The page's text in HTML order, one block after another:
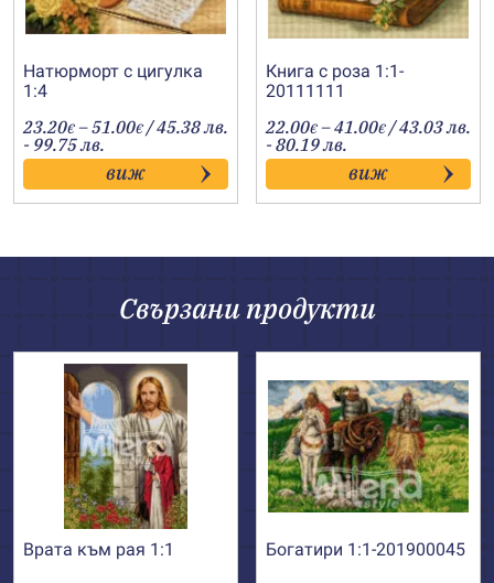
Натюрморт с цигулка
1:4
23.20€ –51.00€Price
range:
23.20€
through
51.00€
/ 45.38 лв.
- 99.75 лв.
виж
Книга с роза 1:1-
20111111
22.00€ –41.00€Price
range:
22.00€
through
41.00€
/ 43.03 лв.
- 80.19 лв.
виж
Свързани продукти
Врата към рая 1:1 Богатири 1:1-201900045